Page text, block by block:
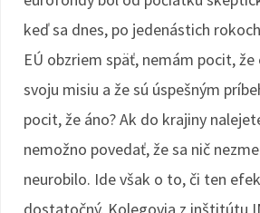
keď sa dnes, po jedenástich
EÚ obzriem späť, nemám pocit,
svoju misiu a že sú úspešným
pocit, že áno? Ak do krajiny
nemožno povedať, že sa nič
neurobilo. Ide však o to, či ten